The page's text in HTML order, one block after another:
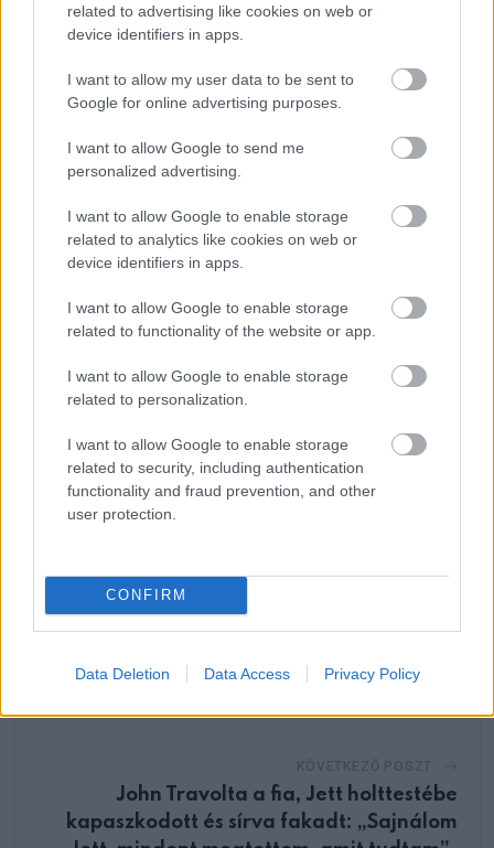
related to advertising like cookies on web or
device identifiers in apps.
I want to allow my user data to be sent to
Google for online advertising purposes.
I want to allow Google to send me
personalized advertising.
I want to allow Google to enable storage
related to analytics like cookies on web or
device identifiers in apps.
I want to allow Google to enable storage
related to functionality of the website or app.
I want to allow Google to enable storage
related to personalization.
I want to allow Google to enable storage
related to security, including authentication
functionality and fraud prevention, and other
user protection.
CONFIRM
Data Deletion Data Access Privacy Policy
körmét, és a sportkomplexumba megy, hogy találkozzon
Roberttel. Vongsvirates 2018-ban adott életet Lyla-juknak,
és azóta egyedül neveli a gyermeket, Wilson
közreműködése nélkül, némi anyagi segítségen kívül.
Oszd meg ezt a posztot:
WhatsappRedditShare
via
ELŐZŐ POSZT
Az emberek vissza akarják hozni a
megtanítsák a gyerekeknek az alapvető
életvezetési készségeket.
John Travolta a fia, Jett holttestébe
kapaszkodott és sírva fakadt: „Sajnálom